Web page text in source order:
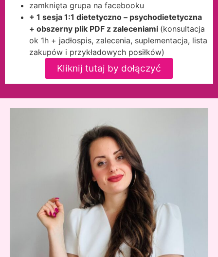
zamknięta grupa na facebooku
+ 1 sesja 1:1 dietetyczno – psychodietetyczna
+ obszerny plik PDF z zaleceniami (konsultacja
ok 1h + jadłospis, zalecenia, suplementacja, lista
zakupów i przykładowych posiłków)
Kliknij tutaj by dołączyć